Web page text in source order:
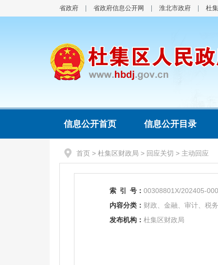
省政府 省政府信息公开网 淮北市政府 杜
信息公开首页 信息公开目录
首页 > 杜集区财政局 > 回应关切 > 主动回应
索 引 号： 00308801X/202405-
内容分类： 财政、金融、审计、税务
发布机构： 杜集区财政局